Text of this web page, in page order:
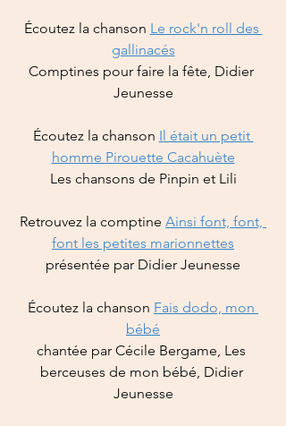
Écoutez la chanson Le rock'n roll des
gallinacés
Comptines pour faire la fête, Didier
Jeunesse
Écoutez la chanson Il était un petit
homme Pirouette Cacahuète
Les chansons de Pinpin et Lili
Retrouvez la comptine Ainsi font, font,
font les petites marionnettes
présentée par Didier Jeunesse
Écoutez la chanson Fais dodo, mon
bébé
chantée par Cécile Bergame, Les
berceuses de mon bébé, Didier
Jeunesse